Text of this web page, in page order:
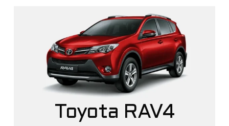
Toyota RAV4